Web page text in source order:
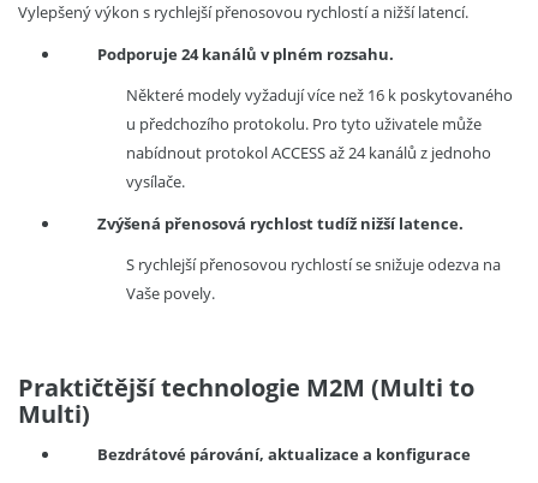
Vylepšený výkon s rychlejší přenosovou rychlostí a nižší latencí.
Podporuje 24 kanálů v plném rozsahu.
Některé modely vyžadují více než 16 k poskytovaného
u předchozího protokolu. Pro tyto uživatele může
nabídnout protokol ACCESS až 24 kanálů z jednoho
vysílače.
Zvýšená přenosová rychlost tudíž nižší latence.
S rychlejší přenosovou rychlostí se snižuje odezva na
Vaše povely.
Praktičtější technologie M2M (Multi to
Multi)
Bezdrátové párování, aktualizace a konfigurace